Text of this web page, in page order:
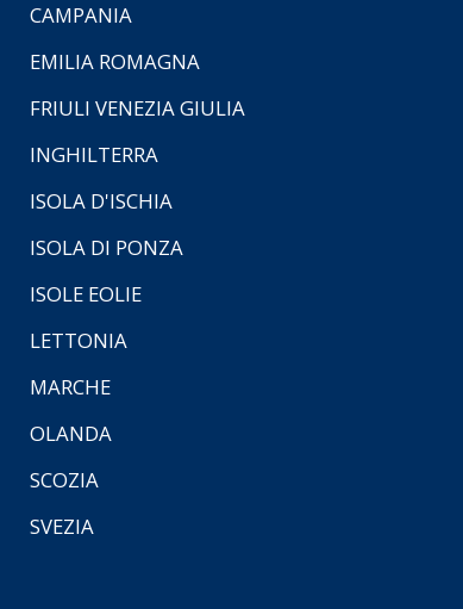
CAMPANIA
EMILIA ROMAGNA
FRIULI VENEZIA GIULIA
INGHILTERRA
ISOLA D'ISCHIA
ISOLA DI PONZA
ISOLE EOLIE
LETTONIA
MARCHE
OLANDA
SCOZIA
SVEZIA